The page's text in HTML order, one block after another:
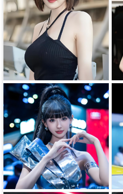
车模程儿-短剧达人程儿的详细资料